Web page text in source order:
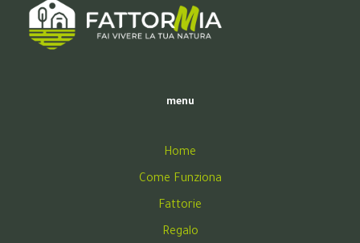
menu
Home
Come Funziona
Fattorie
Regalo